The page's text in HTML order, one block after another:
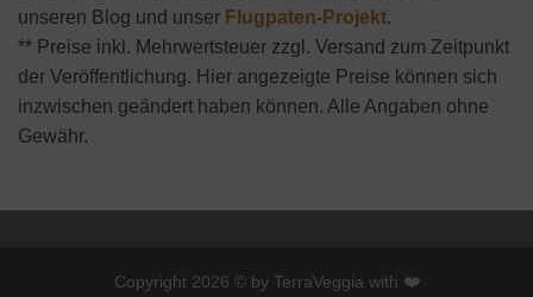
unseren Blog und unser Flugpaten-Projekt.
** Preise inkl. Mehrwertsteuer zzgl. Versand zum Zeitpunkt
der Veröffentlichung. Hier angezeigte Preise können sich
inzwischen geändert haben können. Alle Angaben ohne
Gewähr.
Copyright 2026 © by TerraVeggia with ❤️